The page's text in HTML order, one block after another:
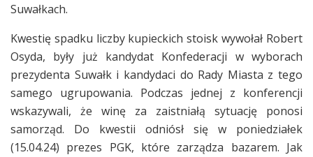
Suwałkach.
Kwestię spadku liczby kupieckich stoisk wywołał Robert
Osyda, były już kandydat Konfederacji w wyborach
prezydenta Suwałk i kandydaci do Rady Miasta z tego
samego ugrupowania. Podczas jednej z konferencji
wskazywali, że winę za zaistniałą sytuację ponosi
samorząd. Do kwestii odniósł się w poniedziałek
(15.04.24) prezes PGK, które zarządza bazarem. Jak